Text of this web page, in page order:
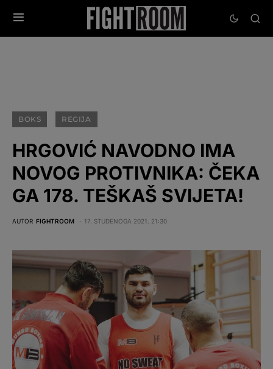
BOKS REGIJA
HRGOVIĆ NAVODNO IMA
NOVOG PROTIVNIKA: ČEKA
GA 178. TEŠKAŠ SVIJETA!
AUTOR FIGHTROOM 17. STUDENOGA 2021. 21:30